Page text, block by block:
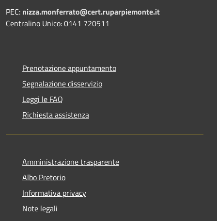
PEC: nizza.monferrato@cert.ruparpiemonte.it
Centralino Unico: 0141 720511
Prenotazione appuntamento
Segnalazione disservizio
Leggi le FAQ
Richiesta assistenza
Amministrazione trasparente
Albo Pretorio
Informativa privacy
Note legali